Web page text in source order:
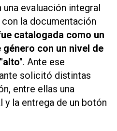
evaluación integral
la documentación
catalogada como un
con un nivel de
. Ante ese
solicitó distintas
entre ellas una
la entrega de un botón